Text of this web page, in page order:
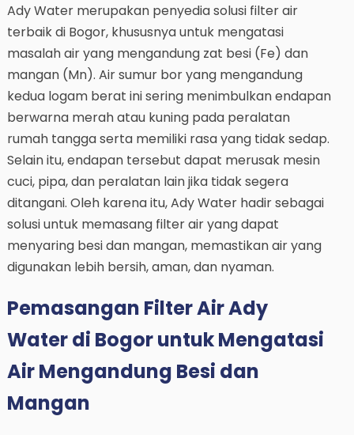
Ady Water merupakan penyedia solusi filter air
terbaik di Bogor, khususnya untuk mengatasi
masalah air yang mengandung zat besi (Fe) dan
mangan (Mn). Air sumur bor yang mengandung
kedua logam berat ini sering menimbulkan endapan
berwarna merah atau kuning pada peralatan
rumah tangga serta memiliki rasa yang tidak sedap.
Selain itu, endapan tersebut dapat merusak mesin
cuci, pipa, dan peralatan lain jika tidak segera
ditangani. Oleh karena itu, Ady Water hadir sebagai
solusi untuk memasang filter air yang dapat
menyaring besi dan mangan, memastikan air yang
digunakan lebih bersih, aman, dan nyaman.
Pemasangan Filter Air Ady
Water di Bogor untuk Mengatasi
Air Mengandung Besi dan
Mangan